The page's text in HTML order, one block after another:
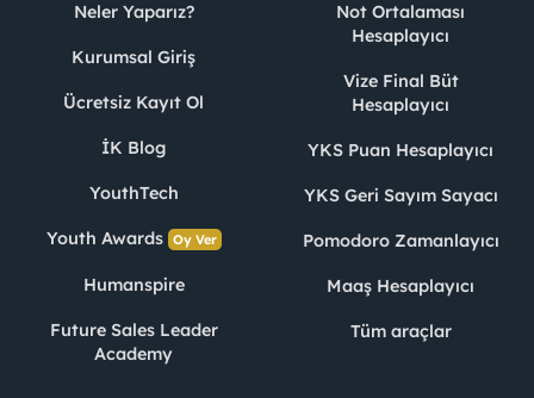
Neler Yaparız?
Kurumsal Giriş
Ücretsiz Kayıt Ol
İK Blog
YouthTech
Youth Awards Oy Ver
Humanspire
Future Sales Leader
Academy
Not Ortalaması
Hesaplayıcı
Vize Final Büt
Hesaplayıcı
YKS Puan Hesaplayıcı
YKS Geri Sayım Sayacı
Pomodoro Zamanlayıcı
Maaş Hesaplayıcı
Tüm araçlar